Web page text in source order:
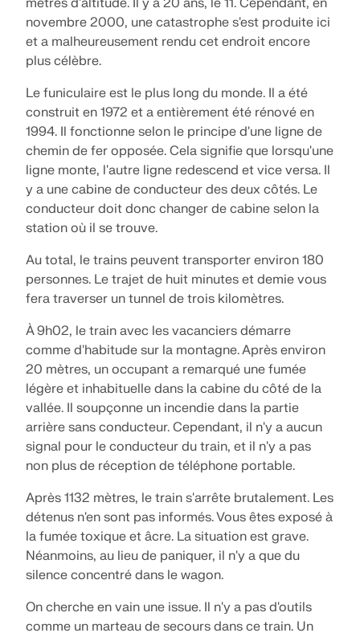
API Dlubal
une interface flexible pour le logiciel d'analyse
structurelle basée sur Python et C#, avec un accès
direct à l'ensemble de la gamme de produits Dlubal.
DÉBUTER AVEC L’API
Modules complémentaires
Analyses supplémentaires
Analyse dynamique
Solutions spéciales
Vérification
RSECTION 1
Calculs de section utilisateurs
En savoir plus
RWIND 3
Logiciel CFD pour souffleries numériques
En savoir plus
API Dlubal
Votre porte vers la modélisation paramétrique et
l’automatisation
Trouver rapidement des réponses
Trouvez des réponses rapides aux questions
courantes concernant Dlubal Software. Recherchez
ou filtrez des centaines de FAQ pour résoudre les
problèmes en un rien de temps.
VOIR LA FAQ
Libérez le pouvoir de l’innovation
Découvrez des outils et améliorations de pointe
conçus pour optimiser votre flux de travail en
ingénierie.
DÉCOUVRIR LES NOUVELLES FONCTIONNALITÉS
Espace Dlubal
Obtenez de l'aide d'experts quand vous en avez
besoin. Profitez de l'assistance IA gratuite, du
services premium pour les utilisateurs du contrat de
service Pro.
OBTENIR DE L’ASSISTANCE
Logiciel de calcul de structure gratuit
pour les étudiants
Des milliers d'étudiants dans le monde bénéficient
déjà des logiciels Dlubal. Profitez d'un accès gratuit,
de formations et du soutien d'experts tout au long de
vos études.
OBTENIR UNE VERSION GRATUITE
VOIR NOS CLIENTS
Rencontrez les experts
la modélisation, la conception et les défis
techniques—à tout moment, n'importe où.
CONTACTER LE SUPPORT
de l'ingénierie. Expérimentez l'innovation, la
croissance et des défis passionnants.
Trouvez l’emploi de vos rêves
Rejoignez un leader mondial des logiciels
d'ingénierie et faites passer votre carrière à un
niveau supérieur.
DÉCOUVRIR LES OFFRES D’EMPLOI
CRÉER UN COMPTE
Français
mètres d'altitude. Il y a 20 ans, le 11. Cependant, en
novembre 2000, une catastrophe s'est produite ici
et a malheureusement rendu cet endroit encore
plus célèbre.
Le funiculaire est le plus long du monde. Il a été
construit en 1972 et a entièrement été rénové en
1994. Il fonctionne selon le principe d'une ligne de
chemin de fer opposée. Cela signifie que lorsqu'une
ligne monte, l'autre ligne redescend et vice versa. Il
y a une cabine de conducteur des deux côtés. Le
conducteur doit donc changer de cabine selon la
station où il se trouve.
Au total, le trains peuvent transporter environ 180
personnes. Le trajet de huit minutes et demie vous
fera traverser un tunnel de trois kilomètres.
À 9h02, le train avec les vacanciers démarre
comme d'habitude sur la montagne. Après environ
20 mètres, un occupant a remarqué une fumée
légère et inhabituelle dans la cabine du côté de la
vallée. Il soupçonne un incendie dans la partie
arrière sans conducteur. Cependant, il n'y a aucun
signal pour le conducteur du train, et il n'y a pas
non plus de réception de téléphone portable.
Après 1132 mètres, le train s'arrête brutalement. Les
détenus n'en sont pas informés. Vous êtes exposé à
la fumée toxique et âcre. La situation est grave.
Néanmoins, au lieu de paniquer, il n'y a que du
silence concentré dans le wagon.
On cherche en vain une issue. Il n'y a pas d'outils
comme un marteau de secours dans ce train. Un